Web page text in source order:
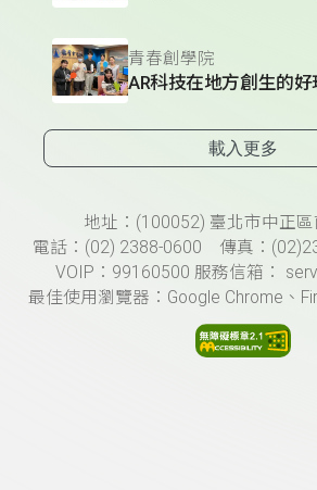
青春創學院
AR科技在地方創生的好
載入更多
頁尾資訊地址：(100052) 臺北市中正
電話：(02) 2388-0600 傳真：
VOIP：99160500 服務信箱：
最佳使用瀏覽器：Google Chrome、